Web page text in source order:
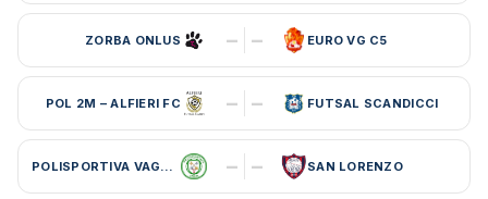
ZORBA ONLUS – – EURO VG C5
POL 2M – ALFIERI FC – – FUTSAL SCANDICCI
POLISPORTIVA VAGLIA – – SAN LORENZO